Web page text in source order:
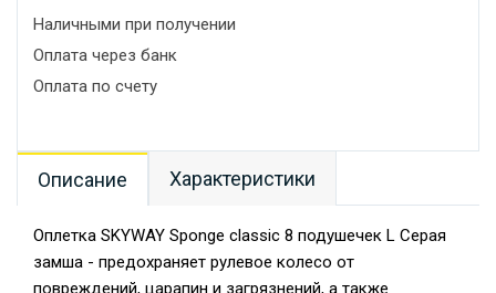
Наличными при получении
Оплата через банк
Оплата по счету
Описание Характеристики
Оплетка SKYWAY Sponge classic 8 подушечек L Серая
замша - предохраняет рулевое колесо от
повреждений, царапин и загрязнений, а также